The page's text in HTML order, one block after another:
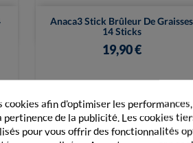
Anaca3 Stick Brûleur De Graisses
14 Sticks
19,90 €
Vue rapide
cookies afin d'optimiser les
de la publicité. Les cookies
pour vous offrir des fonctionnalités